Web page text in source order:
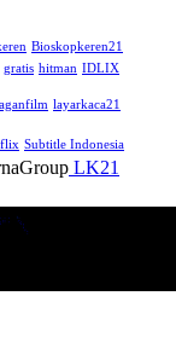
Bioskopkeren21
gratis hitman IDLIX
layarkaca21
Subtitle Indonesia
LK21